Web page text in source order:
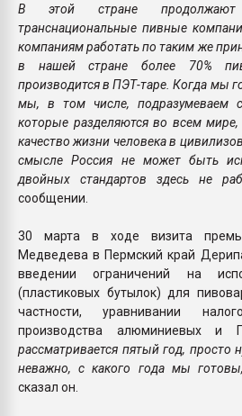
В этой стране продолжают
транснациональные пивные
компаниям работать по таким же
в нашей стране более 70%
производится в ПЭТ-таре. Когда мы
мы, в том числе, подразумеваем
которые разделяются во всем мире,
качество жизни человека в
смысле Россия не может быть
двойных стандартов здесь не
сообщении.
30 марта в ходе визита
Медведева в Пермский край
введении ограничений на
(пластиковых бутылок) для
частности, уравнивании
производства алюминиевых и
рассматривается пятый год, просто
неважно, с какого года мы
сказал он.